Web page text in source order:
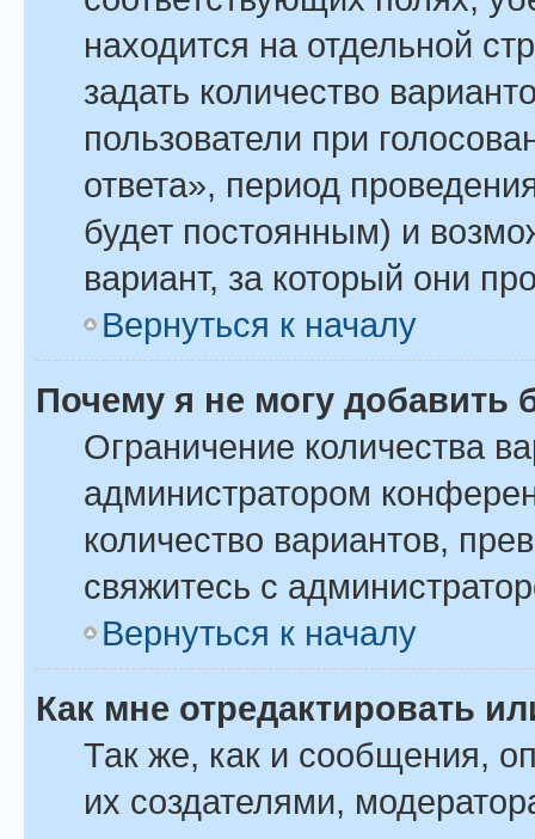
находится на отдельной
задать количество
пользователи при
ответа», период
будет постоянным) и
вариант, за который они
Вернуться к началу
Почему я не могу добавить
Ограничение количества
администратором
количество вариантов,
свяжитесь с
Вернуться к началу
Как мне отредактировать
Так же, как и сообщения,
их создателями,